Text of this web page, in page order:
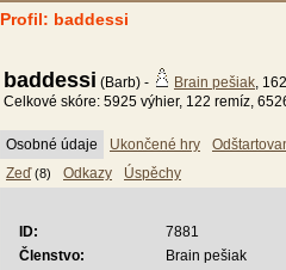
Profil: baddessi
baddessi (Barb) - Brain pešiak,
Celkové skóre: 5925 výhier, 122 remíz,
Osobné údaje Ukončené hry
Zeď (8) Odkazy Úspěchy
ID:
7881
Členstvo:
Brain pešiak